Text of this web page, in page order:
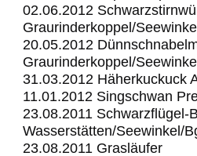
02.06.2012
Graurinderkoppel/
20.05.2012
Graurinderkoppel/
31.03.2012 Häherkuckuck
11.01.2012 Singschwan
23.08.2011 Schwarzflügel-
Wasserstätten/Seewinkel/
23.08.2011 Grasläufer